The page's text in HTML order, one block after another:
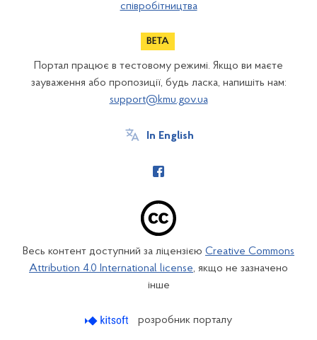
співробітництва
Портал працює в тестовому режимі. Якщо ви маєте
зауваження або пропозиції, будь ласка, напишіть нам:
support@kmu.gov.ua
In English
Весь контент доступний за ліцензією Creative Commons
Attribution 4.0 International license, якщо не зазначено
інше
розробник порталу